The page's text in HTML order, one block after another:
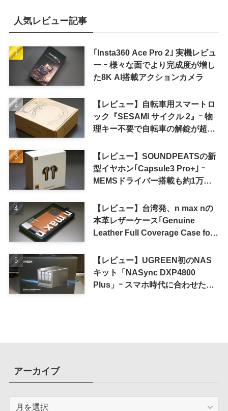
人気レビュー記事
｢Insta360 Ace Pro 2｣ 実機レビュ
ー ｰ 様々な面でより完成度が増し
た8K AI搭載アクションカメラ
【レビュー】自転車用スマートロ
ック『SESAMI サイクル 2』ｰ 物
理キー不要で自転車の解錠が超簡
【レビュー】SOUNDPEATSの新
型イヤホン｢Capsule3 Pro+｣ ｰ
MEMSドライバー搭載も約1万円
【レビュー】台湾発、n max nの
本革レザーケース｢Genuine
Leather Full Coverage Case for
【レビュー】UGREEN初のNAS
キット「NASync DXP4800
Plus」ｰ スマホ時代に合わせた設
アーカイブ